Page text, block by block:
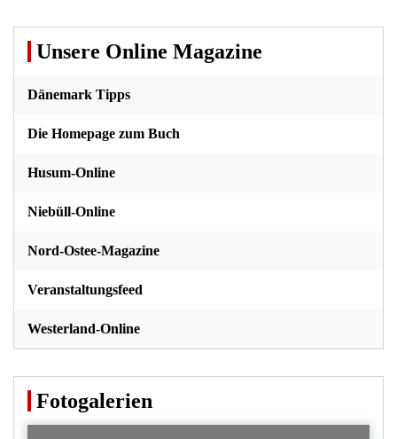
Unsere Online Magazine
Dänemark Tipps
Die Homepage zum Buch
Husum-Online
Niebüll-Online
Nord-Ostee-Magazine
Veranstaltungsfeed
Westerland-Online
Fotogalerien